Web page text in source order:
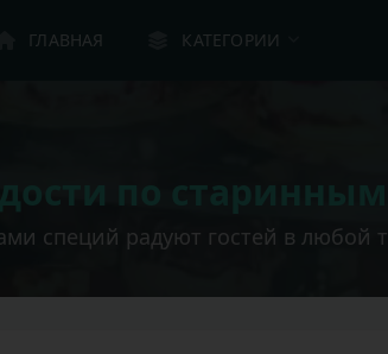
ГЛАВНАЯ КАТЕГОРИИ
по старинным
специй радуют гостей в любой